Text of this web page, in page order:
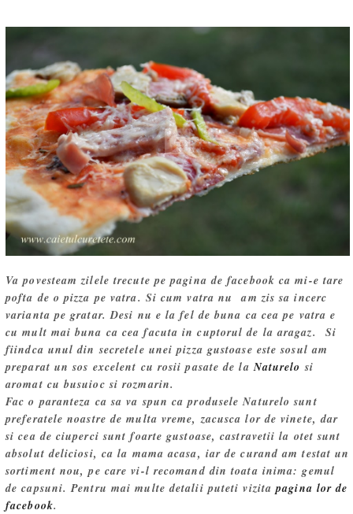
Va povesteam zilele trecute pe pagina de facebook ca mi-e tare
pofta de o pizza pe vatra. Si cum vatra nu am zis sa incerc
varianta pe gratar. Desi nu e la fel de buna ca cea pe vatra e
cu mult mai buna ca cea facuta in cuptorul de la aragaz. Si
fiindca unul din secretele unei pizza gustoase este sosul am
preparat un sos excelent cu rosii pasate de laNaturelo si
aromat cu busuioc si rozmarin.
Fac o paranteza ca sa va spun ca produsele Naturelo sunt
preferatele noastre de multa vreme, zacusca lor de vinete, dar
si cea de ciuperci sunt foarte gustoase, castravetii la otet sunt
absolut deliciosi, ca la mama acasa, iar de curand am testat un
sortiment nou, pe care vi-l recomand din toata inima: gemul
de capsuni. Pentru mai multe detalii puteti vizitapagina lor de
facebook.